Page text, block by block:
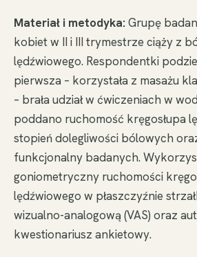
Materiał i metodyka: Grupę
kobiet w II i III trymestrze ciąży z
lędźwiowego. Respondentki
pierwsza – korzystała z masażu
– brała udział w ćwiczeniach w
poddano ruchomość kręgosłupa
stopień dolegliwości bólowych
funkcjonalny badanych.
goniometryczny ruchomości
lędźwiowego w płaszczyźnie
wizualno-analogową (VAS) oraz
kwestionariusz ankietowy.